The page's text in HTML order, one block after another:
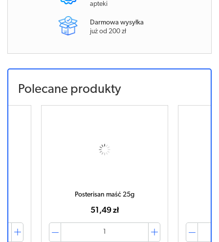
apteki
Darmowa wysyłka
już od 200 zł
Polecane produkty
Posterisan maść 25g
51,49 zł